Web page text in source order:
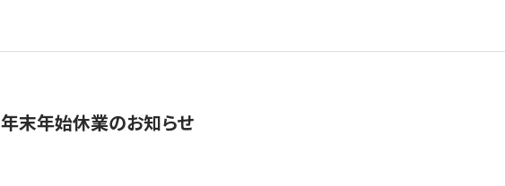
年末年始休業のお知らせ